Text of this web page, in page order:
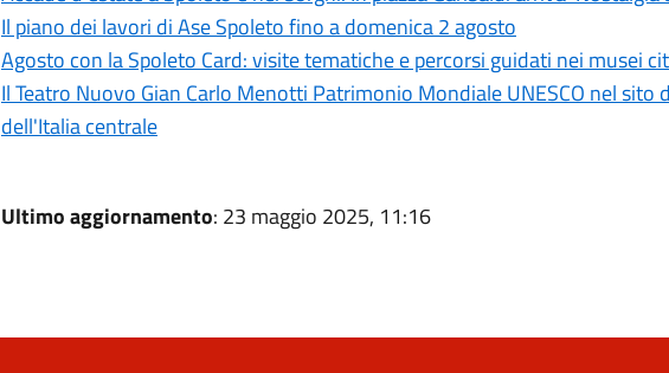
Il piano dei lavori di Ase Spoleto fino a domenica 2 agosto
Agosto con la Spoleto Card: visite tematiche e percorsi guidati nei musei
Il Teatro Nuovo Gian Carlo Menotti Patrimonio Mondiale UNESCO nel
dell'Italia centrale
Ultimo aggiornamento: 23 maggio 2025, 11:16